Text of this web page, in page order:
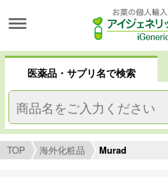
医薬品・サプリ名で検索
TOP 海外化粧品 Murad